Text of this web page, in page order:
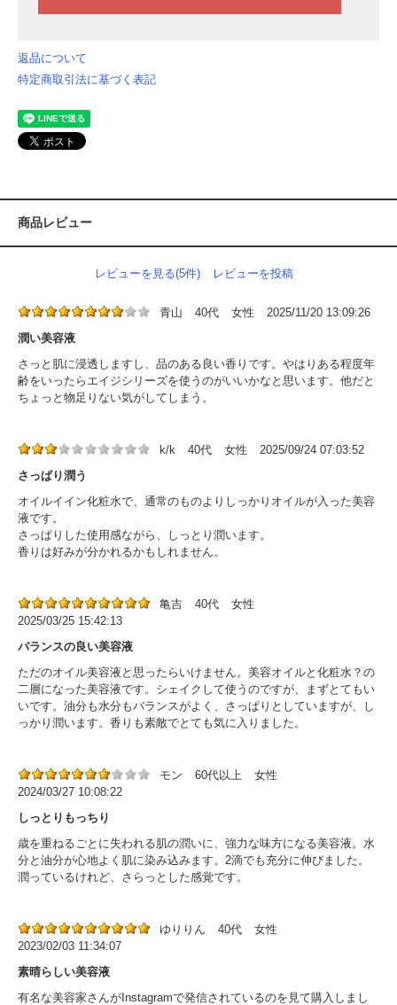
返品について
特定商取引法に基づく表記
商品レビュー
レビューを見る(5件) レビューを投稿
青山 40代 女性
2025/11/20 13:09:26
潤い美容液
さっと肌に浸透しますし、品のある良い香りです。やはりある程度年
齢をいったらエイジシリーズを使うのがいいかなと思います。他だと
ちょっと物足りない気がしてしまう。
k/k 40代 女性
2025/09/24 07:03:52
さっぱり潤う
オイルイイン化粧水で、通常のものよりしっかりオイルが入った美容
液です。
さっぱりした使用感ながら、しっとり潤います。
香りは好みが分かれるかもしれません。
亀吉 40代
女性
2025/03/25 15:42:13
バランスの良い美容液
ただのオイル美容液と思ったらいけません。美容オイルと化粧水？の
二層になった美容液です。シェイクして使うのですが、まずとてもい
いです。油分も水分もバランスがよく、さっぱりとしていますが、し
っかり潤います。香りも素敵でとても気に入りました。
モン 60代以上
女性
2024/03/27 10:08:22
しっとりもっちり
歳を重ねるごとに失われる肌の潤いに、強力な味方になる美容液。水
分と油分が心地よく肌に染み込みます。2滴でも充分に伸びました。
潤っているけれど、さらっとした感覚です。
ゆりりん 40代
女性
2023/02/03 11:34:07
素晴らしい美容液
有名な美容家さんがInstagramで発信されているのを見て購入しまし